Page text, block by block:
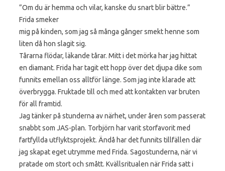
”Om du är hemma och vilar, kanske du snart blir bättre.”
Frida smeker
mig på kinden, som jag så många gånger smekt henne som
liten då hon slagit sig.
Tårarna flödar, läkande tårar. Mitt i det mörka har jag hittat
en diamant. Frida har tagit ett hopp över det djupa dike som
funnits emellan oss alltför länge. Som jag inte klarade att
överbrygga. Fruktade till och med att kontakten var bruten
för all framtid.
Jag tänker på stunderna av närhet, under åren som passerat
snabbt som JAS-plan. Torbjörn har varit storfavorit med
fartfyllda utflyktsprojekt. Ändå har det funnits tillfällen där
jag skapat eget utrymme med Frida. Sagostunderna, när vi
pratade om stort och smått. Kvällsritualen när Frida satt i